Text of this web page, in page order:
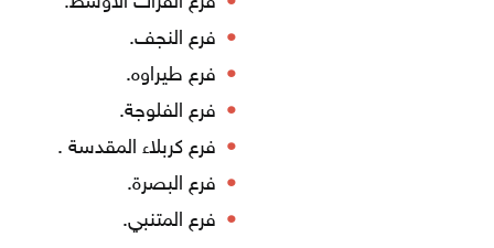
فرع النجف.
فرع طيراوه.
فرع الفلوجة.
فرع كربلاء المقدسة .
فرع البصرة.
فرع المتنبي.